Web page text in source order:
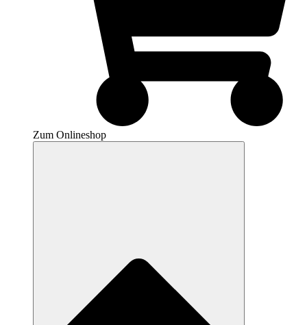
Zum Onlineshop